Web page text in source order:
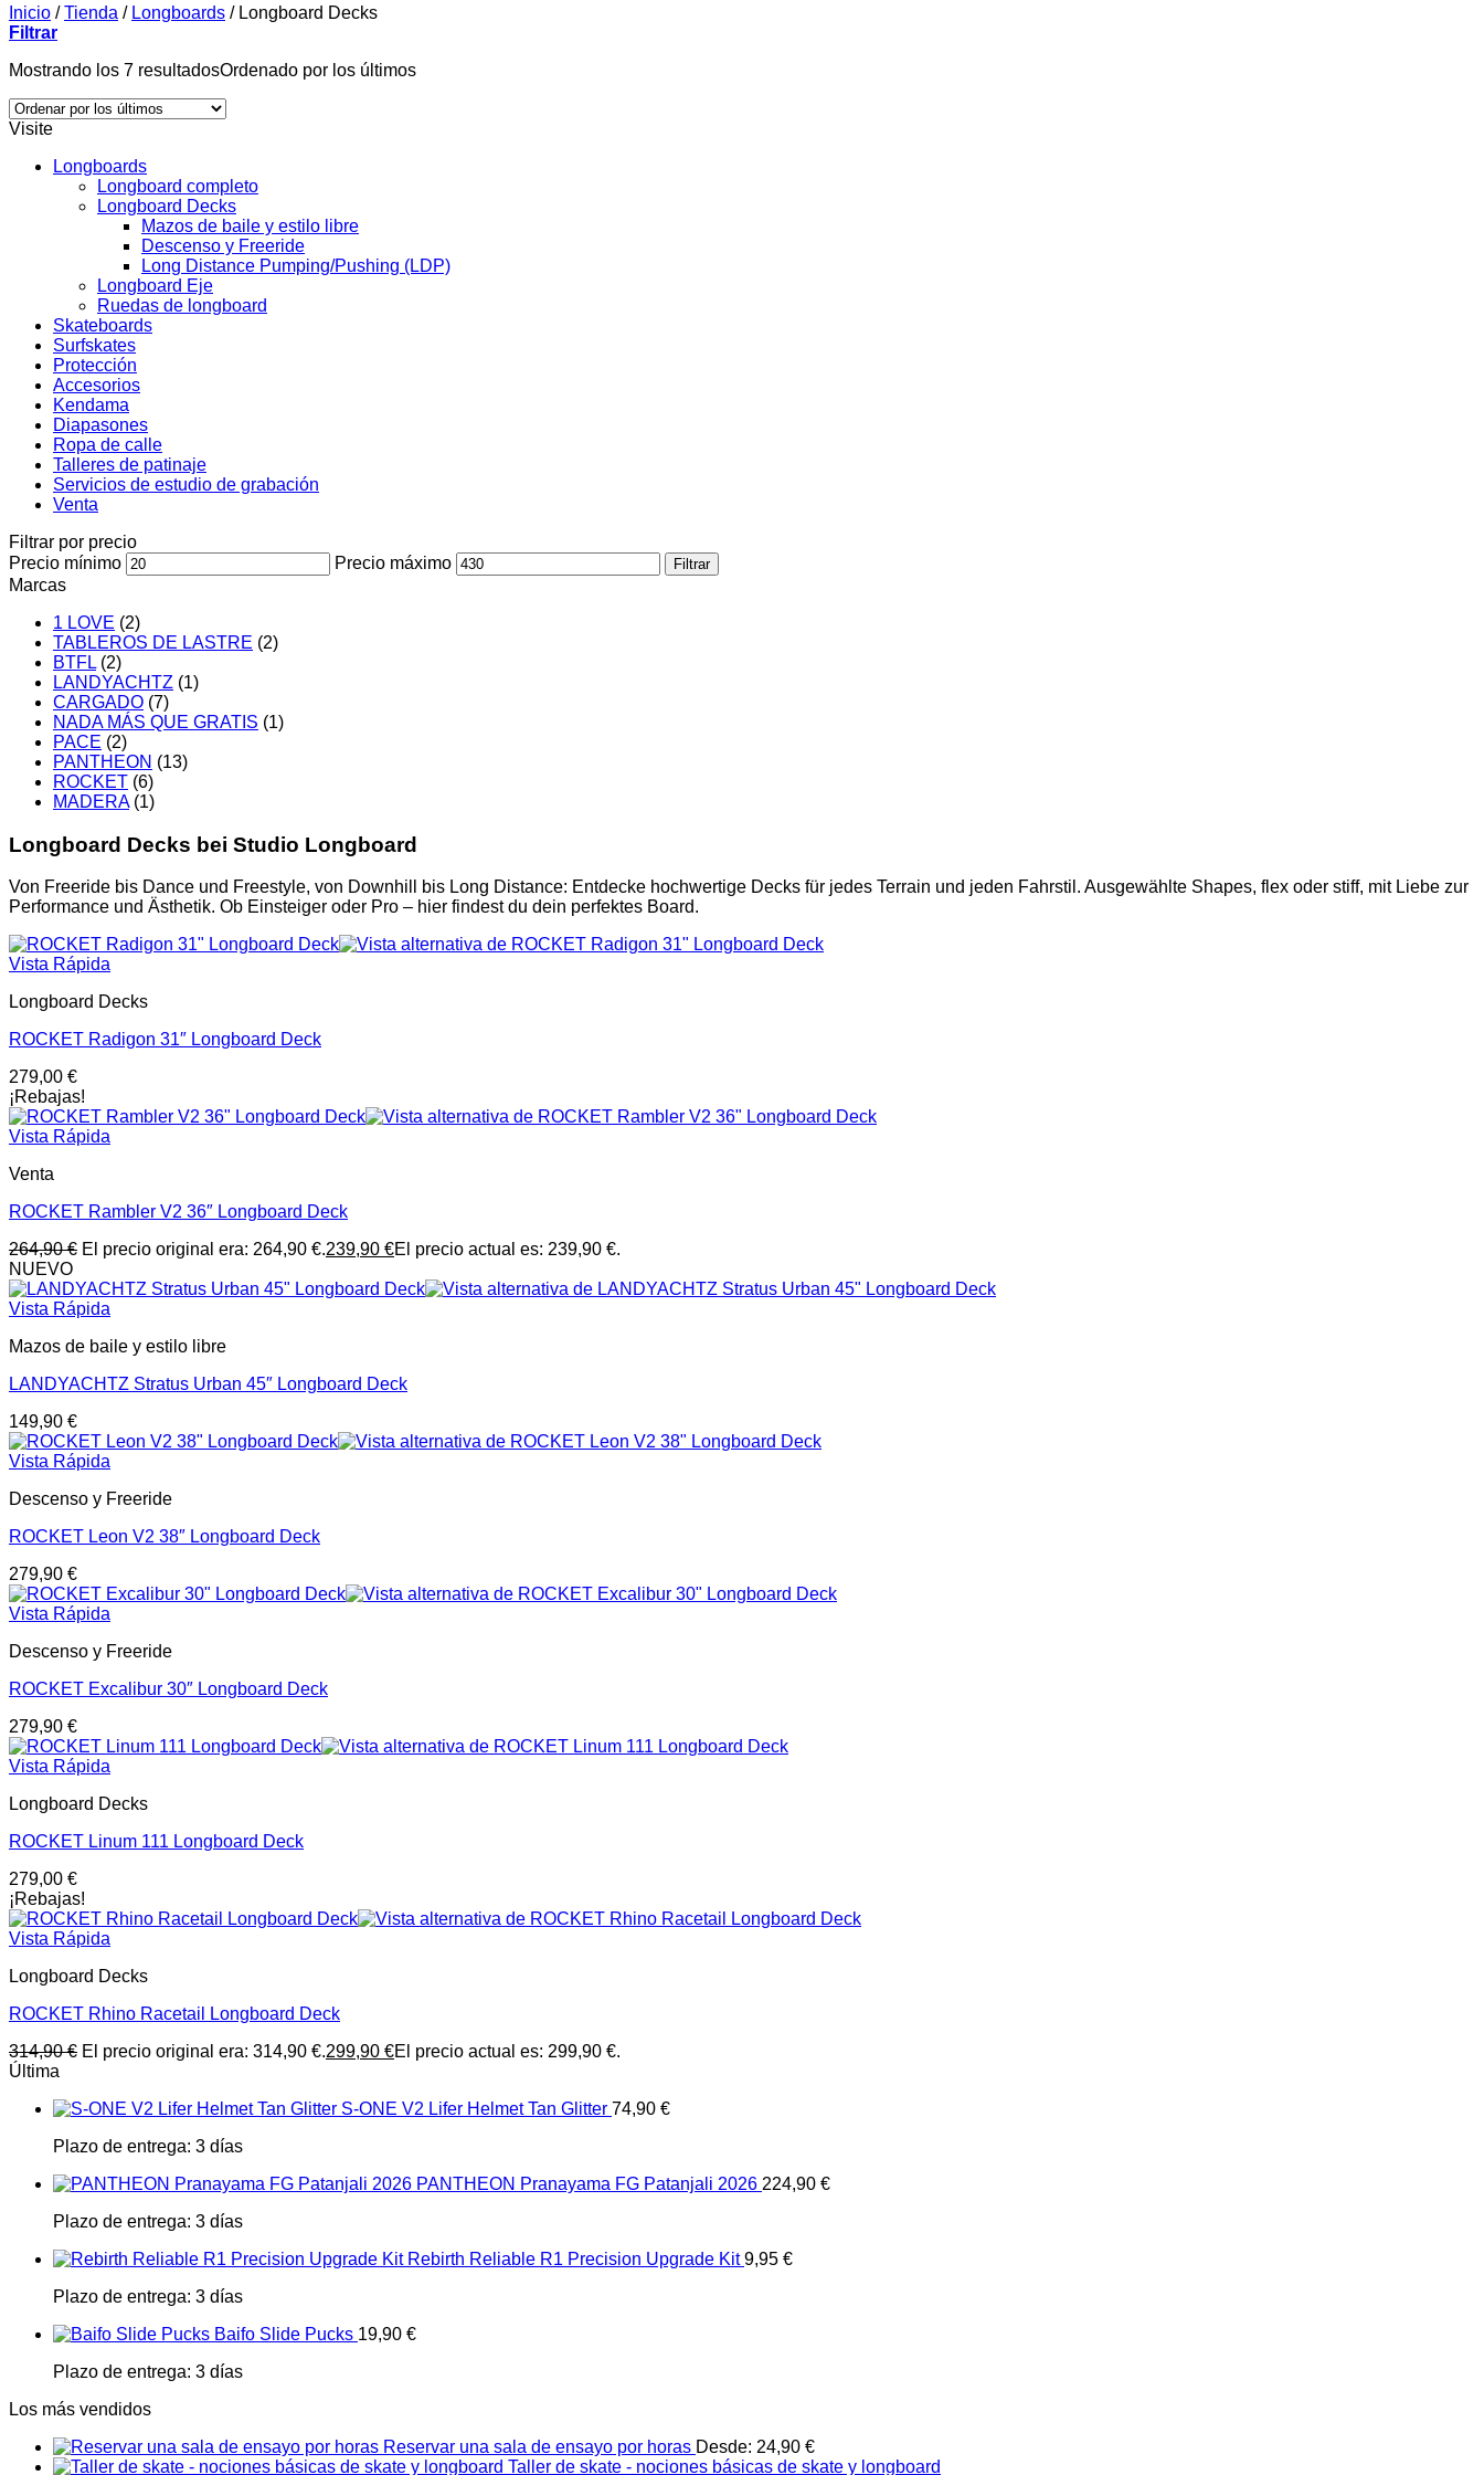
Inicio / Tienda / Longboards /Longboard Decks
Filtrar
Mostrando los 7 resultadosOrdenado por los últimos
Visite
Longboards
Longboard completo
Longboard Decks
Mazos de baile y estilo libre
Descenso y Freeride
Long Distance Pumping/Pushing (LDP)
Longboard Eje
Ruedas de longboard
Skateboards
Surfskates
Protección
Accesorios
Kendama
Diapasones
Ropa de calle
Talleres de patinaje
Servicios de estudio de grabación
Venta
Filtrar por precio
Precio mínimo
Precio máximo Filtrar
Marcas
1 LOVE (2)
TABLEROS DE LASTRE (2)
BTFL (2)
LANDYACHTZ (1)
CARGADO (7)
NADA MÁS QUE GRATIS (1)
PACE (2)
PANTHEON (13)
ROCKET (6)
MADERA (1)
Longboard Decks bei Studio Longboard
Von Freeride bis Dance und Freestyle, von Downhill bis Long Distance: Entdecke hochwertige Decks für jedes Terrain und jeden Fahrstil. Ausgewählte Shapes, flex oder stiff, mit Liebe zur
Performance und Ästhetik. Ob Einsteiger oder Pro – hier findest du dein perfektes Board.
Vista Rápida
Longboard Decks
ROCKET Radigon 31″ Longboard Deck
279,00 €
¡Rebajas!
Vista Rápida
Venta
ROCKET Rambler V2 36″ Longboard Deck
264,90€ El precio original era: 264,90 €.239,90 €El precio actual es: 239,90 €.
NUEVO
Vista Rápida
Mazos de baile y estilo libre
LANDYACHTZ Stratus Urban 45″ Longboard Deck
149,90 €
Vista Rápida
Descenso y Freeride
ROCKET Leon V2 38″ Longboard Deck
279,90 €
Vista Rápida
Descenso y Freeride
ROCKET Excalibur 30″ Longboard Deck
279,90 €
Vista Rápida
Longboard Decks
ROCKET Linum 111 Longboard Deck
279,00 €
¡Rebajas!
Vista Rápida
Longboard Decks
ROCKET Rhino Racetail Longboard Deck
314,90€ El precio original era: 314,90 €.299,90 €El precio actual es: 299,90 €.
Última
S-ONE V2 Lifer Helmet Tan Glitter 74,90 €
Plazo de entrega: 3 días
PANTHEON Pranayama FG Patanjali 2026 224,90 €
Plazo de entrega: 3 días
Rebirth Reliable R1 Precision Upgrade Kit 9,95 €
Plazo de entrega: 3 días
Baifo Slide Pucks 19,90 €
Plazo de entrega: 3 días
Los más vendidos
Reservar una sala de ensayo por horas Desde: 24,90 €
Taller de skate - nociones básicas de skate y longboard